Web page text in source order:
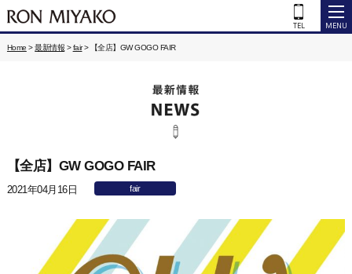
Home >最新情報 >fair> 【全店】GW GOGO FAIR
【全店】GW GOGO FAIR
2021年04月16日 fair